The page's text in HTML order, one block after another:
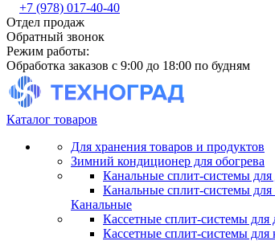
+7 (978) 017-40-40
Отдел продаж
Обратный звонок
Режим работы:
Обработка заказов с 9:00 до 18:00 по будням
Каталог товаров
Для хранения товаров и продуктов
Зимний кондиционер для обогрева
Канальные сплит-системы для
Канальные сплит-системы
Канальные
Кассетные сплит-системы для
Кассетные сплит-системы для